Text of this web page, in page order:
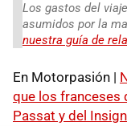
Los gastos del
asumidos por la
nuestra guía de
En Motorpasión |
que los franceses
Passat y del